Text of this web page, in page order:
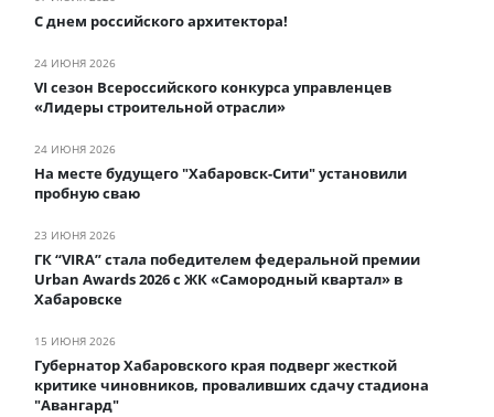
С днем российского архитектора!
24 ИЮНЯ 2026
VI сезон Всероссийского конкурса управленцев
«Лидеры строительной отрасли»
24 ИЮНЯ 2026
На месте будущего "Хабаровск-Сити" установили
пробную сваю
23 ИЮНЯ 2026
ГК “VIRA” стала победителем федеральной премии
Urban Awards 2026 с ЖК «Самородный квартал» в
Хабаровске
15 ИЮНЯ 2026
Губернатор Хабаровского края подверг жесткой
критике чиновников, проваливших сдачу стадиона
"Авангард"